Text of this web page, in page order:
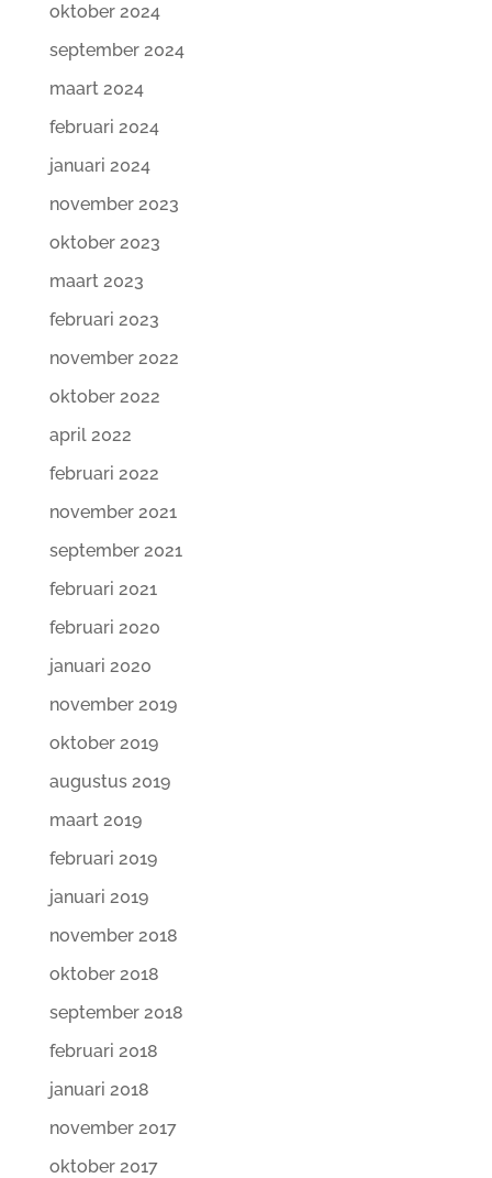
oktober 2024
september 2024
maart 2024
februari 2024
januari 2024
november 2023
oktober 2023
maart 2023
februari 2023
november 2022
oktober 2022
april 2022
februari 2022
november 2021
september 2021
februari 2021
februari 2020
januari 2020
november 2019
oktober 2019
augustus 2019
maart 2019
februari 2019
januari 2019
november 2018
oktober 2018
september 2018
februari 2018
januari 2018
november 2017
oktober 2017